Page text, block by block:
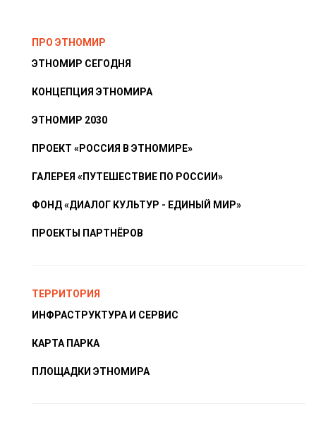
ПРО ЭТНОМИР
ЭТНОМИР СЕГОДНЯ
КОНЦЕПЦИЯ ЭТНОМИРА
ЭТНОМИР 2030
ПРОЕКТ «РОССИЯ В ЭТНОМИРЕ»
ГАЛЕРЕЯ «ПУТЕШЕСТВИЕ ПО РОССИИ»
ФОНД «ДИАЛОГ КУЛЬТУР - ЕДИНЫЙ МИР»
ПРОЕКТЫ ПАРТНЁРОВ
ТЕРРИТОРИЯ
ИНФРАСТРУКТУРА И СЕРВИС
КАРТА ПАРКА
ПЛОЩАДКИ ЭТНОМИРА